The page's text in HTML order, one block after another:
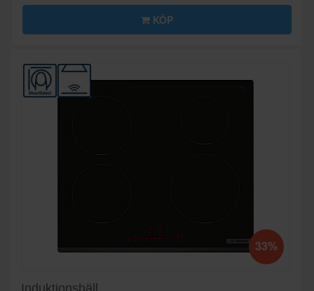
KÖP
33%